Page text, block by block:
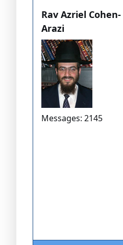
Rav Azriel Cohen-
Arazi
Messages: 2145